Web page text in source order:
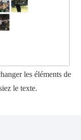
les éléments de
le texte.